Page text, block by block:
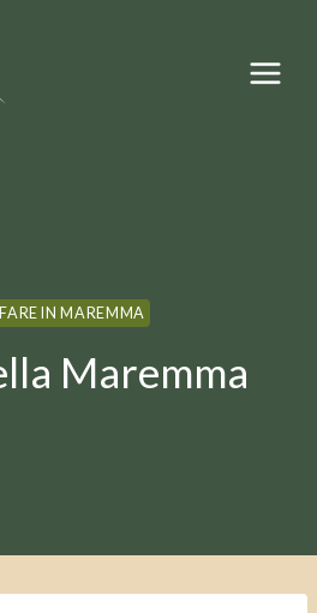
IN MAREMMA
Maremma